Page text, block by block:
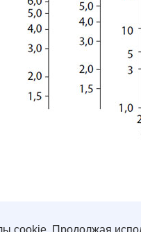
cookie. Продолжая